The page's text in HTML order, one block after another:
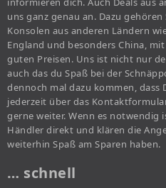
uns ganz genau an. Dazu
Konsolen aus anderen Ländern
England und besonders China,
guten Preisen. Uns ist nicht nur
auch das du Spaß bei der
dennoch mal dazu kommen,
jederzeit über das
gerne weiter. Wenn es notwendig
Händler direkt und klären die
weiterhin Spaß am Sparen haben.
… schnell